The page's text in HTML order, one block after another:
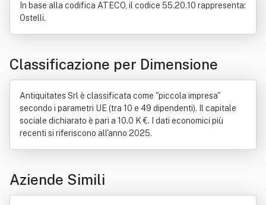
In base alla codifica ATECO, il codice 55.20.10 rappresenta:
Ostelli.
Classificazione per Dimensione
Antiquitates Srl è classificata come "piccola impresa"
secondo i parametri UE (tra 10 e 49 dipendenti). Il capitale
sociale dichiarato è pari a 10.0 K €. I dati economici più
recenti si riferiscono all'anno 2025.
Aziende Simili